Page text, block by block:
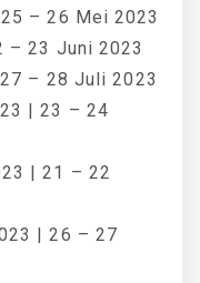
– 26 Mei 2023
– 23 Juni 2023
– 28 Juli 2023
| 23 – 24
| 21 – 22
| 26 – 27